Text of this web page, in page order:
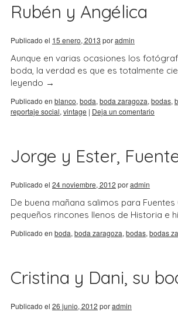
Rubén y Angélica
Publicado el 15 enero, 2013 poradmin
Aunque en varias ocasiones los
boda, la verdad es que es totalmente
leyendo →
Publicado en blanco, boda, boda zaragoza, bodas,
reportaje social, vintage | Deja un comentario
Jorge y Ester,
Publicado el 24 noviembre, 2012 poradmin
De buena mañana salimos para
pequeños rincones llenos de Historia e
Publicado en boda, boda zaragoza, bodas, bodas
Cristina y Dani, su
Publicado el 26 junio, 2012 poradmin